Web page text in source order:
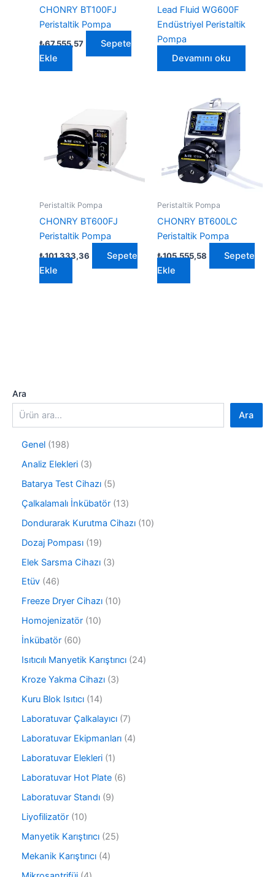
Ara
Ara
Genel 1981
8
ü
ü
n
Analiz Elekleri 33
r
ü
Batarya Test Cihazı 55
r
ü
Çalkalamalı İnkübatör 131
ü
Dondurarak Kurutma Cihazı 101
Dozaj Pompası 191
ü
n
Elek Sarsma Cihazı 33
ü
Etüv 464
ü
r
n
Freeze Dryer Cihazı 101
n
Homojenizatör 101
r
n
İnkübatör 606
ü
r
n
Isıtıcılı Manyetik Karıştırıcı 242
Kroze Yakma Cihazı 33
ü
Kuru Blok Isıtıcı 141
ü
r
n
Laboratuvar Çalkalayıcı 77
r
Laboratuvar Ekipmanları 44
Laboratuvar Elekleri 11
ü
Laboratuvar Hot Plate 66
Laboratuvar Standı 99
ü
Liyofilizatör 101
ü
r
Manyetik Karıştırıcı 252
Mekanik Karıştırıcı 44
CHONRY BT100FJ
Peristaltik Pompa
₺67.555,57
Sepete
Ekle
Lead Fluid WG600F
Endüstriyel Peristaltik
Pompa
Devamını oku
Peristaltik Pompa
CHONRY BT600FJ
Peristaltik Pompa
₺101.333,36
Sepete
Ekle
Peristaltik Pompa
CHONRY BT600LC
Peristaltik Pompa
₺105.555,58
Sepete
Ekle